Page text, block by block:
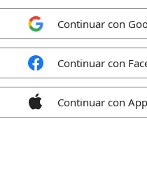
Continuar con
Continuar con
Continuar con